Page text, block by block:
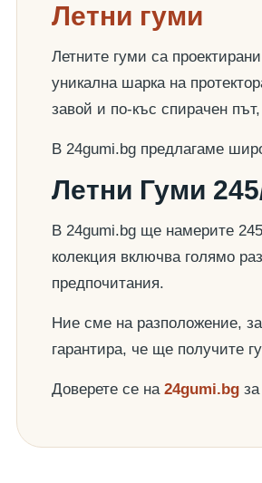
Летни гуми
Летните гуми са
уникална шарка на
завой и по-къс спирачен
В 24gumi.bg предлагаме
Летни Гуми
В 24gumi.bg ще намерите
колекция включва голямо
предпочитания.
Ние сме на разположение,
гарантира, че ще получите
Доверете се на 24gumi.bg